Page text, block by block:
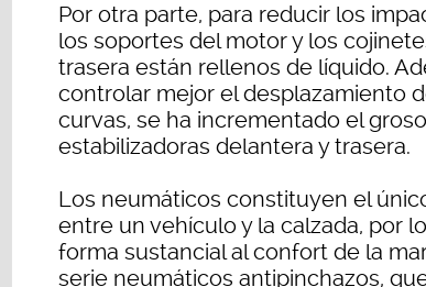
Por otra parte, para reducir los
los soportes del motor y los
trasera están rellenos de líquido.
controlar mejor el desplazamiento
curvas, se ha incrementado el
estabilizadoras delantera y trasera.
Los neumáticos constituyen el
entre un vehículo y la calzada, por
forma sustancial al confort de la
serie neumáticos antipinchazos,